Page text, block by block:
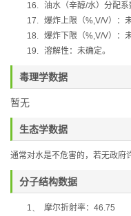
16. 油水（辛醇/水）分配系
17. 爆炸上限（%,V/V）：
18. 爆炸下限（%,V/V）：
19. 溶解性：未确定。
毒理学数据
暂无
生态学数据
通常对水是不危害的，若无政府
分子结构数据
1、 摩尔折射率： 46.75